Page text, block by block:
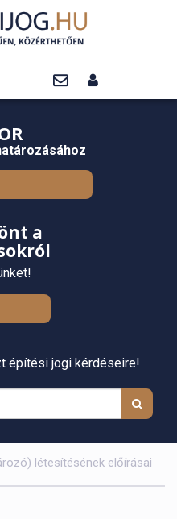
a
építési jogi kérdéseire!
létesítésének előírásai